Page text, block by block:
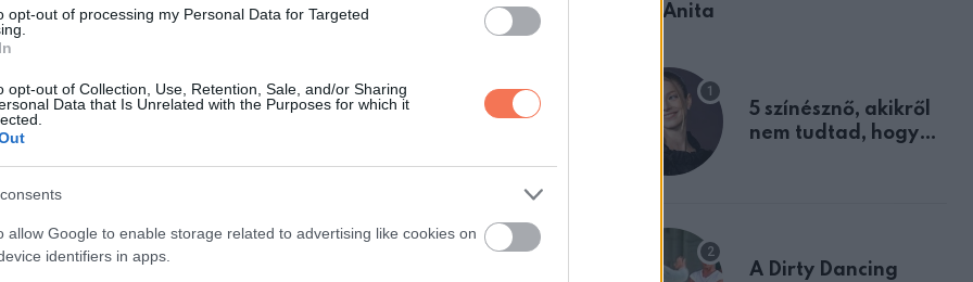
opt-out of processing my Personal Data for Targeted
opt-out of Collection, Use, Retention, Sale, and/or Sharing
Data that Is Unrelated with the Purposes for which it
allow Google to enable storage related to advertising like cookies on
identifiers in apps.
jött el a megfelelő pillanat arra, hogy belevágjanak ebbe a közös
– nyilatkozta Mikes Anna, aki már készen áll az új kihívásokra a
jövőjük iránt. „Kiegyensúlyozott felnőttként tervezzük a közös
arra, hogy boldoggá tegye párját. Elárulta, hogy rengeteget
már nem azért lépnek kapcsolatba, mert nincs jobb, hanem mert
Ábel Anita
5 színésznő, akikről
nem tudtad, hogy
A Dirty Dancing